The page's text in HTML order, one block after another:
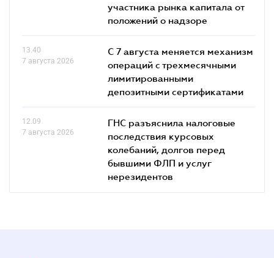
участника рынка капитала от
положений о надзоре
13.40
7 августа 2026
С 7 августа меняется механизм
операций с трехмесячными
лимитированными
депозитными сертификатами
12.09
7 августа 2026
ГНС разъяснила налоговые
последствия курсовых
колебаний, долгов перед
бывшими ФЛП и услуг
нерезидентов